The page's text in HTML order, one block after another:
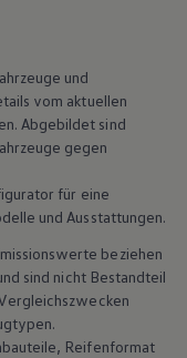
und
vom aktuellen
Abgebildet sind
gegen
für eine
und Ausstattungen.
beziehen
sind nicht Bestandteil
Reifenformat